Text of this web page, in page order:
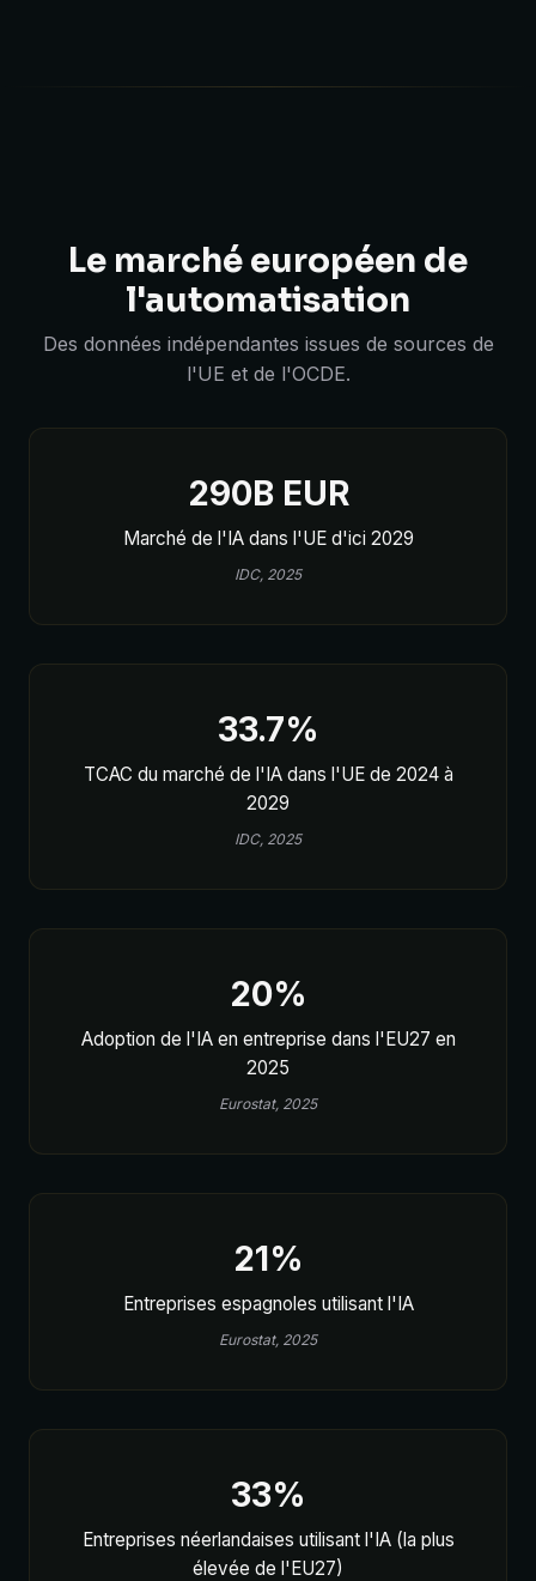
Le marché européen de
l'automatisation
Des données indépendantes issues de sources de
l'UE et de l'OCDE.
290B EUR
Marché de l'IA dans l'UE d'ici 2029
IDC, 2025
33.7%
TCAC du marché de l'IA dans l'UE de 2024 à
2029
IDC, 2025
20%
Adoption de l'IA en entreprise dans l'EU27 en
2025
Eurostat, 2025
21%
Entreprises espagnoles utilisant l'IA
Eurostat, 2025
33%
Entreprises néerlandaises utilisant l'IA (la plus
élevée de l'EU27)